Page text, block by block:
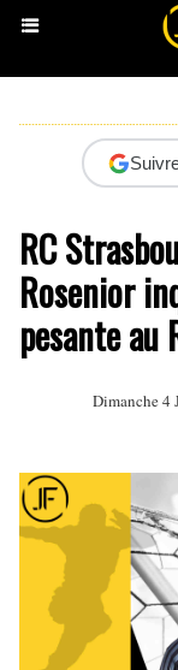
RC
Rosenior
pesante au
Dimanche 4